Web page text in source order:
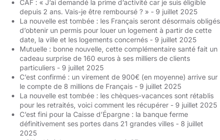
CAF : « J’ai demandé la prime d’activité car je suis éligible
depuis 2 ans. Vais-je être remboursé ? » - 9 juillet 2025
La nouvelle est tombée : les Français seront désormais obligés
d’obtenir un permis pour louer un logement à partir de cette
date, la ville et les logements concernés - 9 juillet 2025
Mutuelle : bonne nouvelle, cette complémentaire santé fait un
cadeau surprise de 160 euros à ses milliers de clients
particuliers - 9 juillet 2025
C’est confirmé : un virement de 900€ (en moyenne) arrive sur
le compte de 8 millions de Français - 9 juillet 2025
La nouvelle est tombée : les chèques-vacances sont rétablis
pour les retraités, voici comment les récupérer - 9 juillet 2025
C’est fini pour la Caisse d’Épargne : la banque ferme
définitivement ses portes dans 21 grandes villes - 8 juillet
2025